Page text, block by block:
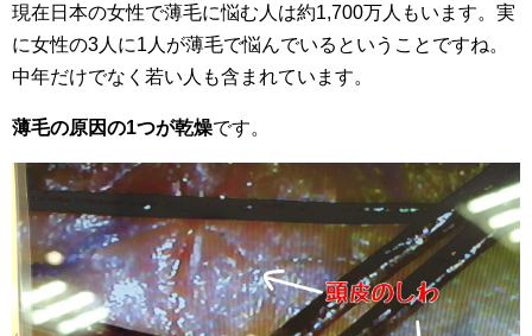
現在日本の女性で薄毛に悩む人は約1,700万人もいます。実
に女性の3人に1人が薄毛で悩んでいるということですね。
中年だけでなく若い人も含まれています。
薄毛の原因の1つが乾燥です。